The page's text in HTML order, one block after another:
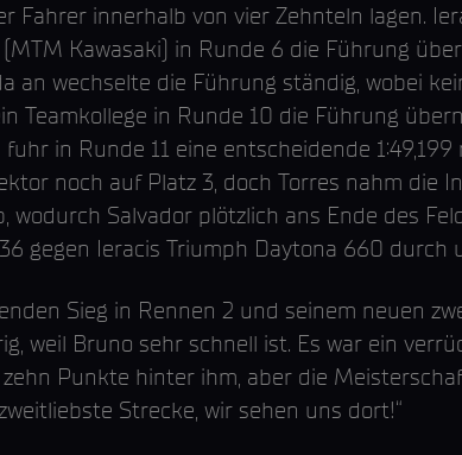
Fahrer innerhalb von vier Zehnteln lagen.
Kawasaki) in Runde 6 die Führung
an wechselte die Führung ständig, wobei
Teamkollege in Runde 10 die Führung
in Runde 11 eine entscheidende
noch auf Platz 3, doch Torres nahm
wodurch Salvador plötzlich ans Ende des
gegen Ieracis Triumph Daytona 660
Sieg in Rennen 2 und seinem neuen
weil Bruno sehr schnell ist. Es war ein
Punkte hinter ihm, aber die
Strecke, wir sehen uns dort!“